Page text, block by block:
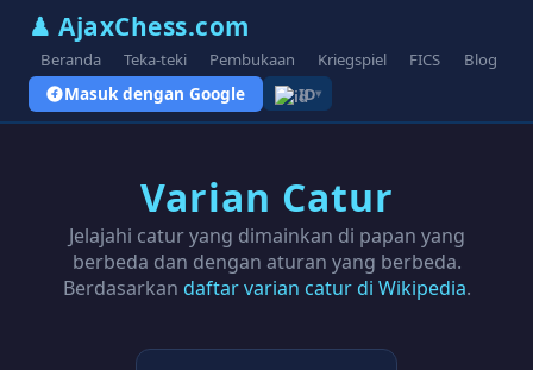
♟ AjaxChess.com
Beranda Teka-teki Pembukaan Kriegspiel FICS Blog
Masuk dengan Google ID▾
Varian Catur
Jelajahi catur yang dimainkan di papan yang
berbeda dan dengan aturan yang berbeda.
Berdasarkan daftar varian catur di Wikipedia.